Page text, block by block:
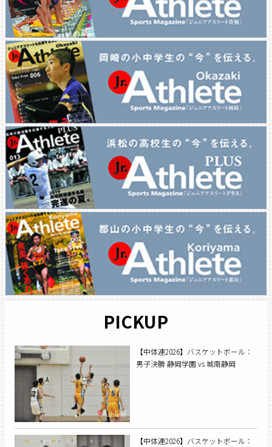
PICKUP
【中体連2026】バスケットボール：
男子決勝 静岡学園 vs 城南静岡
【中体連2026】バスケットボール：